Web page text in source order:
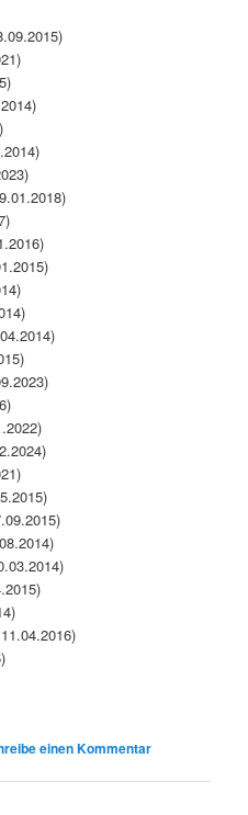
einen Kommentar